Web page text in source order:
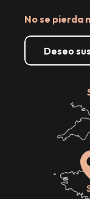
No se pierda
Deseo